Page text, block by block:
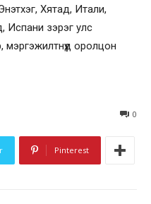
Хятад, Итали,
зэрэг улс
оролцон
0
Pinterest